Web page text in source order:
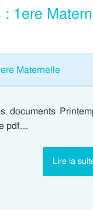
1ere
Maternelle
documents
pdf…
Lire la